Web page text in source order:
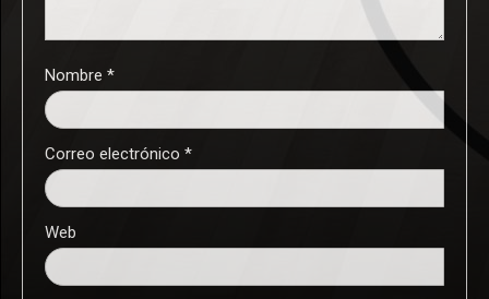
Nombre *
Correo electrónico *
Web